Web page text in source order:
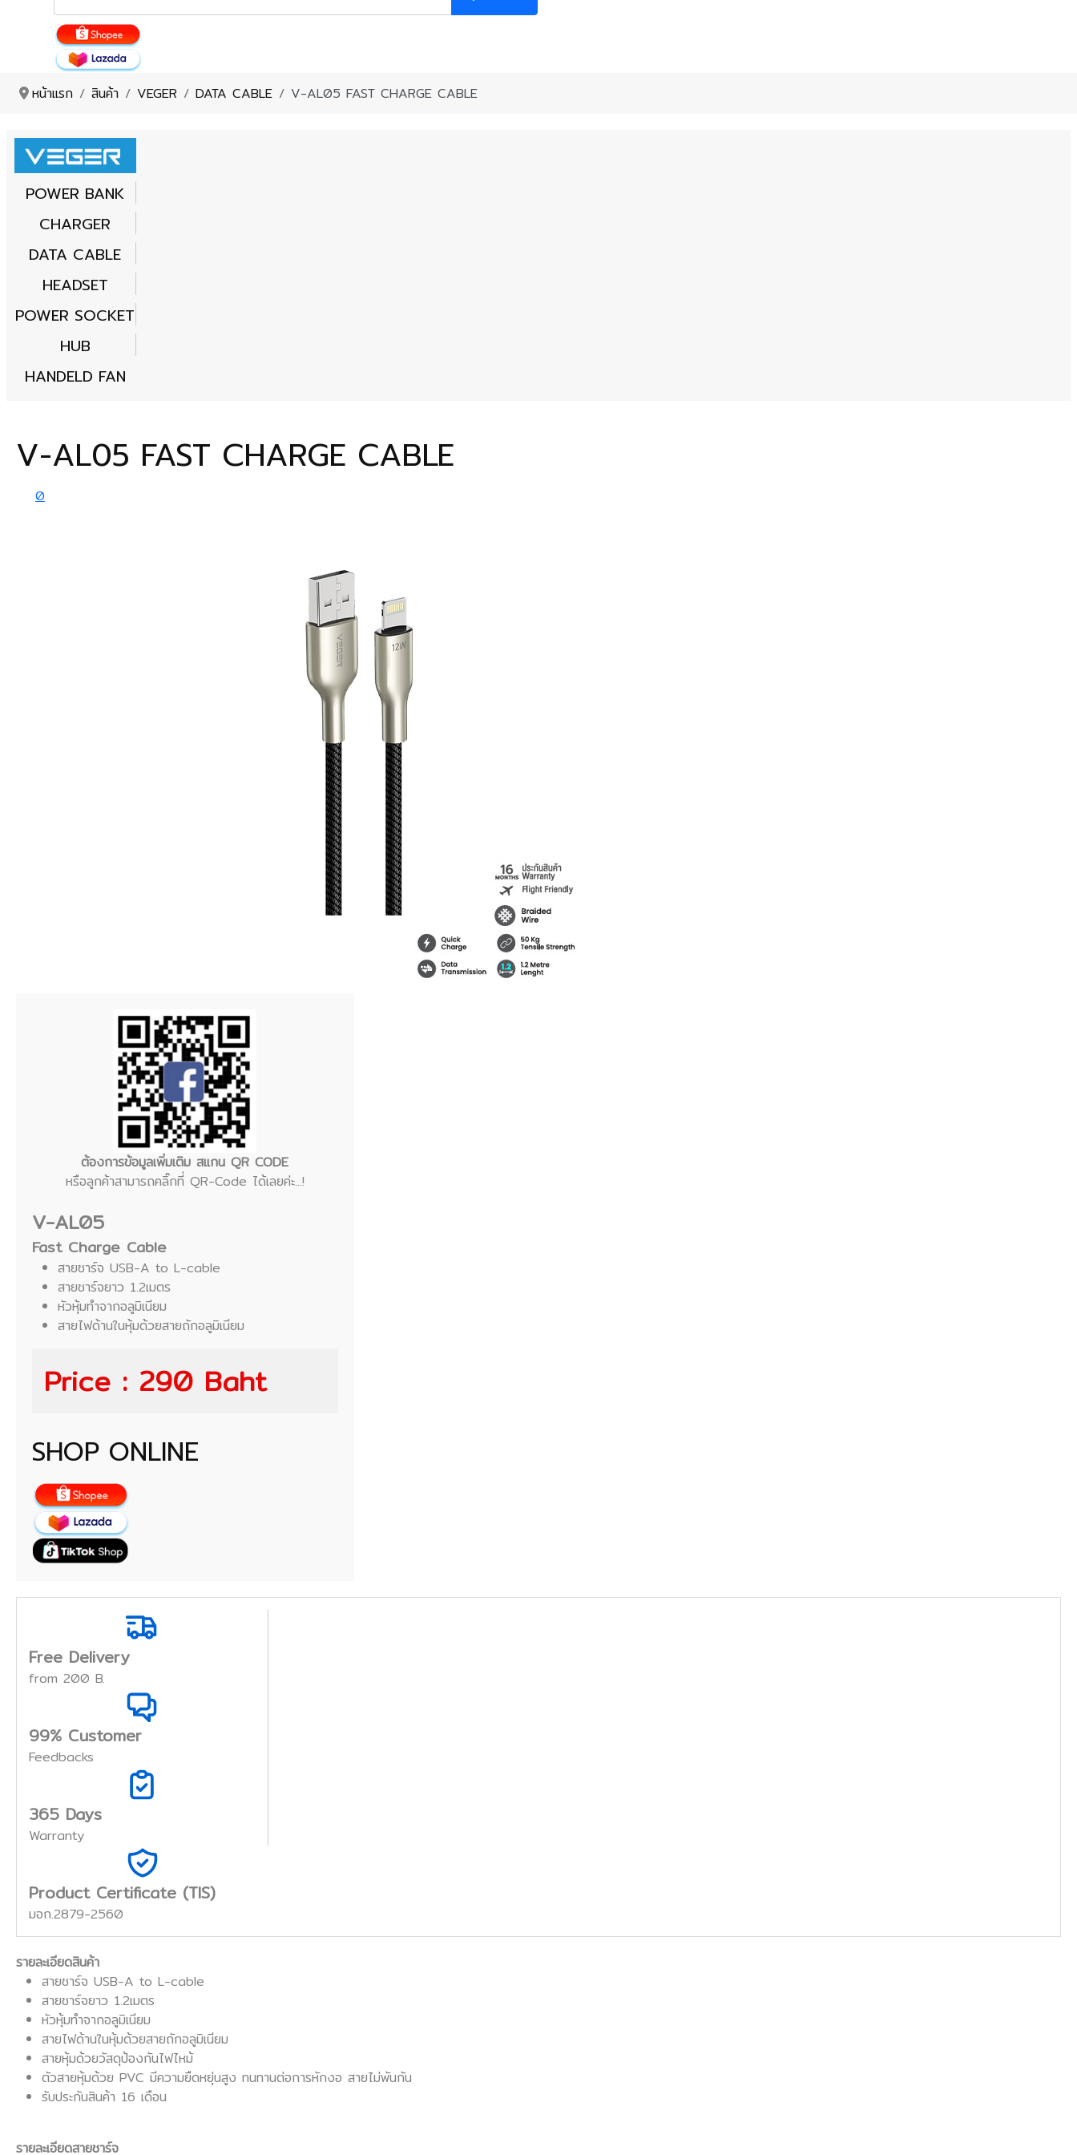
หน้าแรก สินค้า VEGER DATA CABLE V-AL05 FAST CHARGE CABLE
POWER BANK
CHARGER
DATA CABLE
HEADSET
POWER SOCKET
HUB
HANDELD FAN
V-AL05 FAST CHARGE CABLE
0
ต้องการข้อมูลเพิ่มเติม สแกน QR CODE
หรือลูกค้าสามารถคลิ๊กที่ QR-Code ได้เลยค่ะ...!
V-AL05
Fast Charge Cable
สายชาร์จ USB-A to L-cable
สายชาร์จยาว 1.2เมตร
หัวหุ้มทำจากอลูมิเนียม
สายไฟด้านในหุ้มด้วยสายถักอลูมิเนียม
Price : 290 Baht
SHOP ONLINE
Free Delivery
from 200 B.
99% Customer
Feedbacks
365 Days
Warranty
Product Certificate (TIS)
มอก.2879-2560
รายละเอียดสินค้า
สายชาร์จ USB-A to L-cable
สายชาร์จยาว 1.2เมตร
หัวหุ้มทำจากอลูมิเนียม
สายไฟด้านในหุ้มด้วยสายถักอลูมิเนียม
สายหุ้มด้วยวัสดุป้องกันไฟไหม้
ตัวสายหุ้มด้วย PVC มีความยืดหยุ่นสูง ทนทานต่อการหักงอ สายไม่พันกัน
รับประกันสินค้า 16 เดือน
รายละเอียดสายชาร์จ